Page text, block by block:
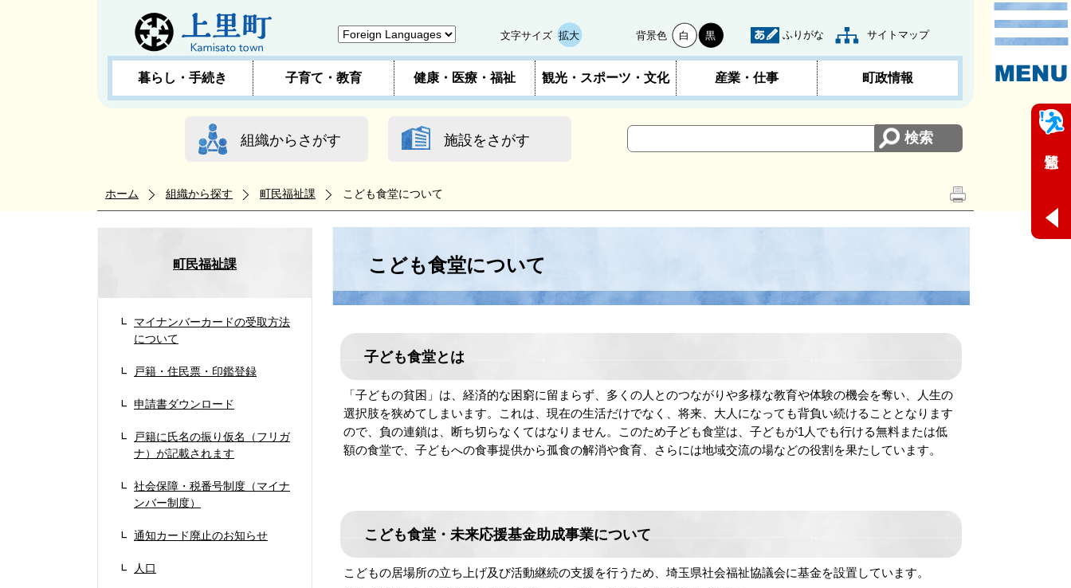
文字サイズ 拡大 背景色 白 黒 ふりがな サイトマップ
暮らし・手続き 子育て・教育 健康・医療・福祉 観光・スポーツ・文化 産業・仕事 町政情報
組織からさがす 施設をさがす
ホーム 組織から探す 町民福祉課 こども食堂について
町民福祉課
マイナンバーカードの受取方法
について
戸籍・住民票・印鑑登録
申請書ダウンロード
戸籍に氏名の振り仮名（フリガ
ナ）が記載されます
社会保障・税番号制度（マイナ
ンバー制度）
通知カード廃止のお知らせ
人口
こども食堂について
子ども食堂とは
「子どもの貧困」は、経済的な困窮に留まらず、多くの人とのつながりや多様な教育や体験の機会を奪い、人生の
選択肢を狭めてしまいます。これは、現在の生活だけでなく、将来、大人になっても背負い続けることとなります
ので、負の連鎖は、断ち切らなくてはなりません。このため子ども食堂は、子どもが1人でも行ける無料または低
額の食堂で、子どもへの食事提供から孤食の解消や食育、さらには地域交流の場などの役割を果たしています。
こども食堂・未来応援基金助成事業について
こどもの居場所の立ち上げ及び活動継続の支援を行うため、埼玉県社会福祉協議会に基金を設置しています。